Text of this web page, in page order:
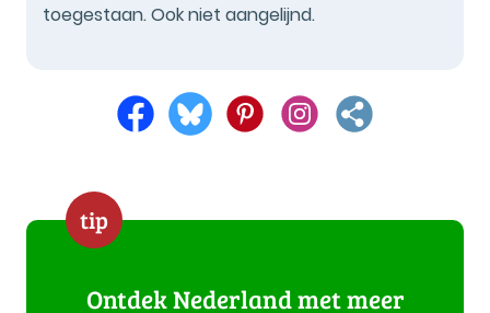
toegestaan. Ook niet aangelijnd.
tip
Ontdek Nederland met meer